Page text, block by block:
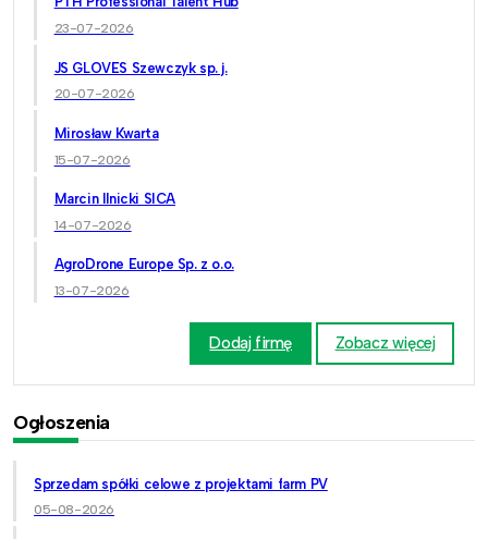
23-07-2026
JS GLOVES Szewczyk sp. j.
20-07-2026
Mirosław Kwarta
15-07-2026
Marcin Ilnicki SICA
14-07-2026
AgroDrone Europe Sp. z o.o.
13-07-2026
Dodaj firmę Zobacz więcej
Ogłoszenia
Sprzedam spółki celowe z projektami farm PV
05-08-2026